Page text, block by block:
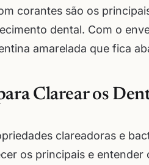
corantes são os
dental. Com o
amarelada que fica
Clarear os
clareadoras e
os principais e